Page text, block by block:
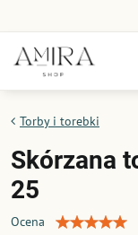
Torby i torebki
Skórzana
25
Ocena